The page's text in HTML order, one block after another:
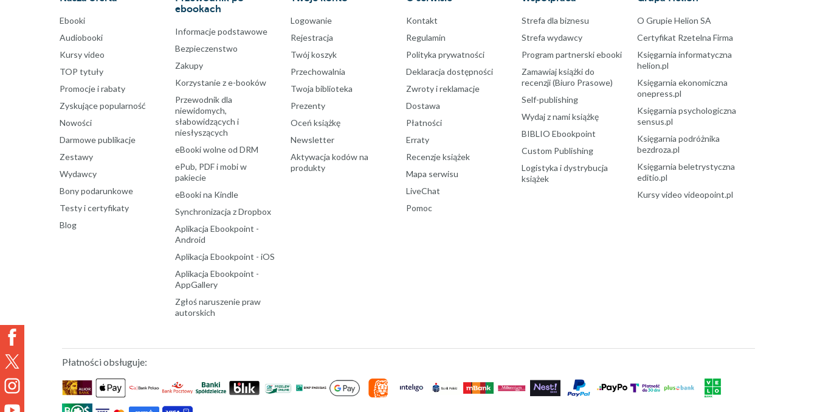
Ebooki
Audiobooki
Kursy video
TOP tytuły
Promocje i rabaty
Zyskujące popularność
Nowości
Darmowe publikacje
Zestawy
Wydawcy
Bony podarunkowe
Testy i certyfikaty
Blog
ebookach
Informacje podstawowe
Bezpieczenstwo
Zakupy
Korzystanie z e-booków
Przewodnik dla
niewidomych,
słabowidzących i
niesłyszących
eBooki wolne od DRM
ePub, PDF i mobi w
pakiecie
eBooki na Kindle
Synchronizacja z Dropbox
Aplikacja Ebookpoint -
Android
Aplikacja Ebookpoint - iOS
Aplikacja Ebookpoint -
AppGallery
Zgłoś naruszenie praw
autorskich
Logowanie
Rejestracja
Twój koszyk
Przechowalnia
Twoja biblioteka
Prezenty
Oceń książkę
Newsletter
Aktywacja kodów na
produkty
Kontakt
Regulamin
Polityka prywatności
Deklaracja dostępności
Zwroty i reklamacje
Dostawa
Płatności
Erraty
Recenzje książek
Mapa serwisu
LiveChat
Pomoc
Strefa dla biznesu
Strefa wydawcy
Program partnerski ebooki
Zamawiaj książki do
recenzji (Biuro Prasowe)
Self-publishing
Wydaj z nami książkę
BIBLIO Ebookpoint
Custom Publishing
Logistyka i dystrybucja
książek
O Grupie Helion SA
Certyfikat Rzetelna Firma
Księgarnia informatyczna
helion.pl
Księgarnia ekonomiczna
onepress.pl
Księgarnia psychologiczna
sensus.pl
Księgarnia podróżnika
bezdroza.pl
Księgarnia beletrystyczna
editio.pl
Kursy video videopoint.pl
Płatności obsługuje: